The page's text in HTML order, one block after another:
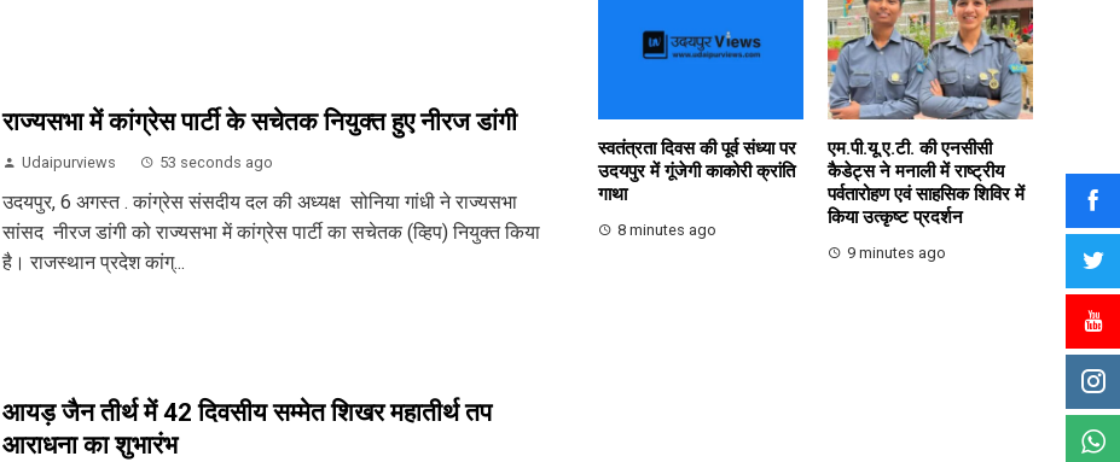
राज्यसभा में कांग्रेस पार्टी के सचेतक नियुक्त हुए नीरज डांगी
Udaipurviews 53 seconds ago
उदयपुर, 6 अगस्त . कांग्रेस संसदीय दल की अध्यक्ष सोनिया गांधी ने राज्यसभा
सांसद नीरज डांगी को राज्यसभा में कांग्रेस पार्टी का सचेतक (व्हिप) नियुक्त किया
है। राजस्थान प्रदेश कांग्...
आयड़ जैन तीर्थ में 42 दिवसीय सम्मेत शिखर महातीर्थ तप
आराधना का शुभारंभ
स्वतंत्रता दिवस की पूर्व संध्या पर
उदयपुर में गूंजेगी काकोरी क्रांति
गाथा
8 minutes ago
एम.पी.यू.ए.टी. की एनसीसी
कैडेट्स ने मनाली में राष्ट्रीय
पर्वतारोहण एवं साहसिक शिविर में
किया उत्कृष्ट प्रदर्शन
9 minutes ago